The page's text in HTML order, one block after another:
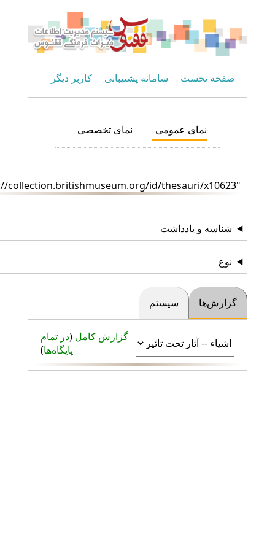
صفحه نخست سامانه پشتیبانی کاربر دیگر
نمای عمومی نمای تخصصی
شناسه و یادداشت
گزارش‌ها سیستم
گزارش کامل(در تمام
پایگاه‌ها)